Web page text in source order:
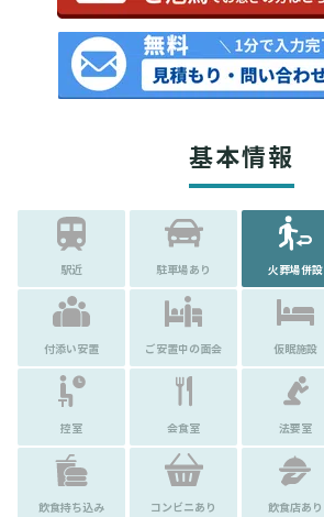
基本情報
駅近 駐車場あり 火葬場併設
付添い安置 ご安置中の面会 仮眠施設
控室 会食室 法要室
飲食持ち込み コンビニあり 飲食店あり